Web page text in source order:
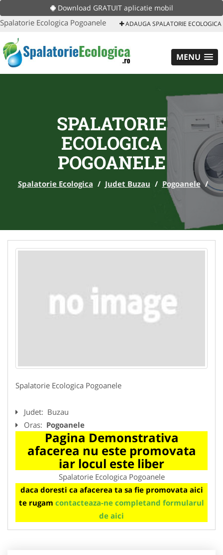
Download GRATUIT aplicatie mobil
Spalatorie Ecologica Pogoanele ADAUGA SPALATORIE ECOLOGICA
MENU
SPALATORIE
ECOLOGICA
POGOANELE
Spalatorie Ecologica / Judet Buzau / Pogoanele /
Spalatorie Ecologica Pogoanele
Judet: Buzau
Oras: Pogoanele
Pagina Demonstrativa
afacerea nu este promovata
iar locul este liber
Spalatorie Ecologica Pogoanele
daca doresti ca afacerea ta sa fie promovata aici
te rugam contacteaza-ne completand formularul
de aici